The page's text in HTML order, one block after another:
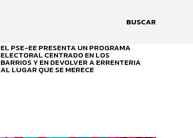
BUSCAR
EL PSE-EE PRESENTA UN PROGRAMA
ELECTORAL CENTRADO EN LOS
BARRIOS Y EN DEVOLVER A ERRENTERIA
AL LUGAR QUE SE MERECE